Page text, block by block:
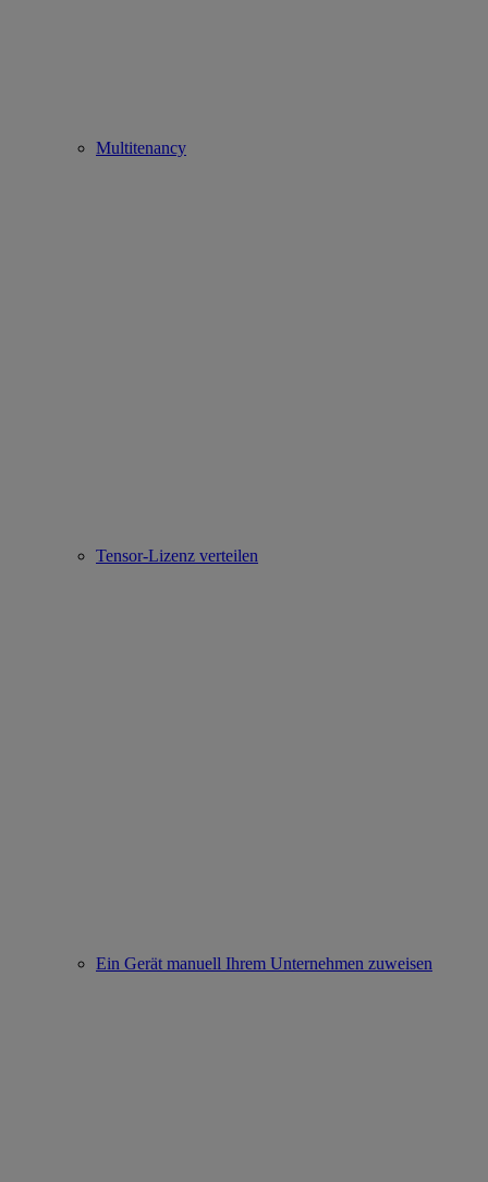
Multitenancy
Tensor-Lizenz verteilen
Ein Gerät manuell Ihrem Unternehmen zuweisen